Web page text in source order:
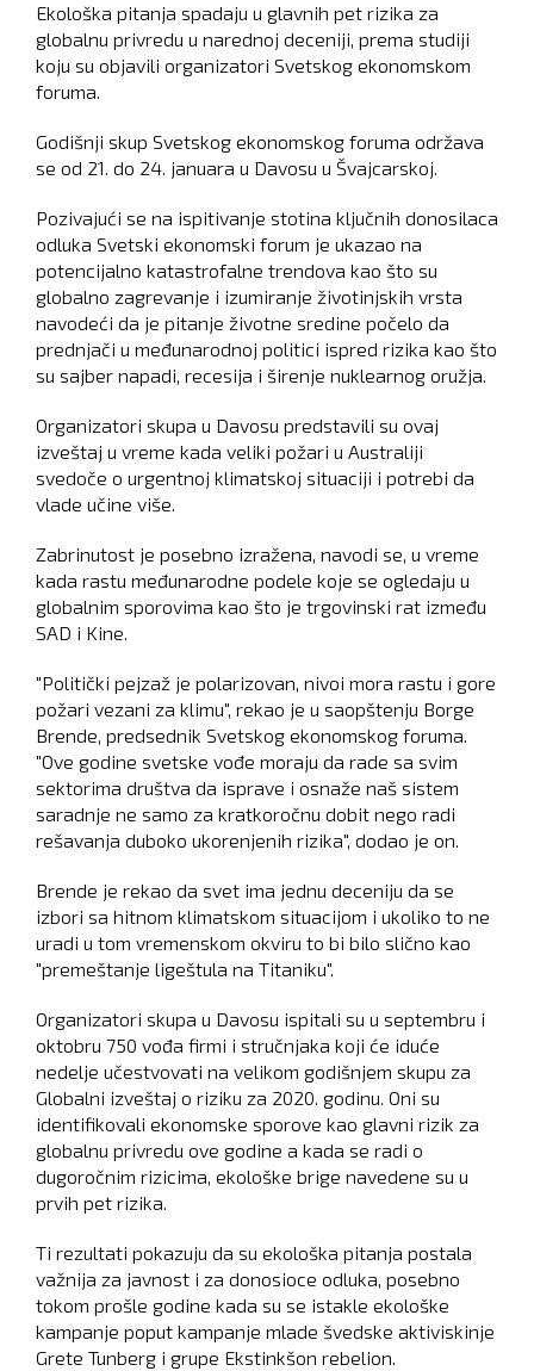
Ekološka pitanja spadaju u glavnih pet rizika za
globalnu privredu u narednoj deceniji, prema studiji
koju su objavili organizatori Svetskog ekonomskom
foruma.
Godišnji skup Svetskog ekonomskog foruma održava
se od 21. do 24. januara u Davosu u Švajcarskoj.
Pozivajući se na ispitivanje stotina ključnih donosilaca
odluka Svetski ekonomski forum je ukazao na
potencijalno katastrofalne trendova kao što su
globalno zagrevanje i izumiranje životinjskih vrsta
navodeći da je pitanje životne sredine počelo da
prednjači u međunarodnoj politici ispred rizika kao što
su sajber napadi, recesija i širenje nuklearnog oružja.
Organizatori skupa u Davosu predstavili su ovaj
izveštaj u vreme kada veliki požari u Australiji
svedoče o urgentnoj klimatskoj situaciji i potrebi da
vlade učine više.
Zabrinutost je posebno izražena, navodi se, u vreme
kada rastu međunarodne podele koje se ogledaju u
globalnim sporovima kao što je trgovinski rat između
SAD i Kine.
"Politički pejzaž je polarizovan, nivoi mora rastu i gore
požari vezani za klimu", rekao je u saopštenju Borge
Brende, predsednik Svetskog ekonomskog foruma.
"Ove godine svetske vođe moraju da rade sa svim
sektorima društva da isprave i osnaže naš sistem
saradnje ne samo za kratkoročnu dobit nego radi
rešavanja duboko ukorenjenih rizika", dodao je on.
Brende je rekao da svet ima jednu deceniju da se
izbori sa hitnom klimatskom situacijom i ukoliko to ne
uradi u tom vremenskom okviru to bi bilo slično kao
"premeštanje ligeštula na Titaniku".
Organizatori skupa u Davosu ispitali su u septembru i
oktobru 750 vođa firmi i stručnjaka koji će iduće
nedelje učestvovati na velikom godišnjem skupu za
Globalni izveštaj o riziku za 2020. godinu. Oni su
identifikovali ekonomske sporove kao glavni rizik za
globalnu privredu ove godine a kada se radi o
dugoročnim rizicima, ekološke brige navedene su u
prvih pet rizika.
Ti rezultati pokazuju da su ekološka pitanja postala
važnija za javnost i za donosioce odluka, posebno
tokom prošle godine kada su se istakle ekološke
kampanje poput kampanje mlade švedske aktiviskinje
Grete Tunberg i grupe Ekstinkšon rebelion.